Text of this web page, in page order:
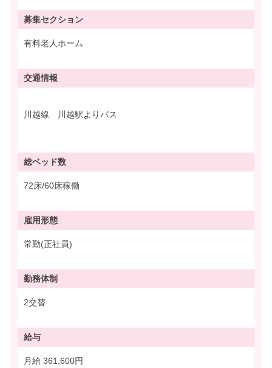
募集セクション
有料老人ホーム
交通情報
川越線 川越駅よりバス
総ベッド数
72床/60床稼働
雇用形態
常勤(正社員)
勤務体制
2交替
給与
月給 361,600円